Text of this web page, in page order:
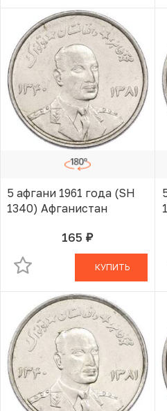
5 афгани 1961 года (SH
1340) Афганистан
165 руб.В КОРЗИНЕ
КУПИТЬ